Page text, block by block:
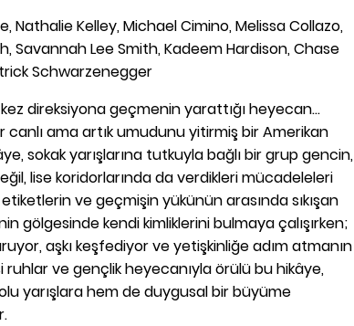
Nathalie Kelley, Michael Cimino, Melissa Collazo,
Savannah Lee Smith, Kadeem Hardison, Chase
Schwarzenegger
kez direksiyona geçmenin yarattığı heyecan...
canlı ama artık umudunu yitirmiş bir Amerikan
sokak yarışlarına tutkuyla bağlı bir grup gencin,
lise koridorlarında da verdikleri mücadeleleri
ve geçmişin yükünün arasında sıkışan
gölgesinde kendi kimliklerini bulmaya çalışırken;
aşkı keşfediyor ve yetişkinliğe adım atmanın
ruhlar ve gençlik heyecanıyla örülü bu hikâye,
yarışlara hem de duygusal bir büyüme